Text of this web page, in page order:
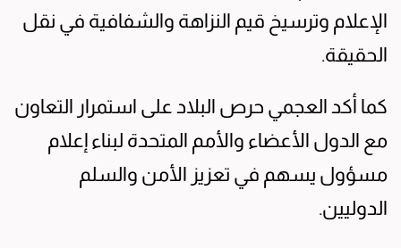
الإعلام وترسيخ قيم النزاهة والشفافية في نقل
الحقيقة.
كما أكد العجمي حرص البلاد على استمرار التعاون
مع الدول الأعضاء والأمم المتحدة لبناء إعلام
مسؤول يسهم في تعزيز الأمن والسلم
الدوليين.